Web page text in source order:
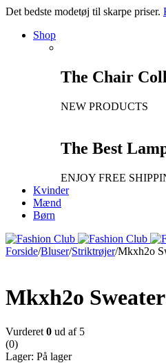
Det bedste modetøj til skarpe priser.
Shop
The Chair
NEW PRODUCTS
The Best
ENJOY FREE
Kvinder
Mænd
Børn
Forside/Bluser/Striktrøjer/Mkxh2o
Mkxh2o
Vurderet 0 ud af 5
(0)
Lager: På lager